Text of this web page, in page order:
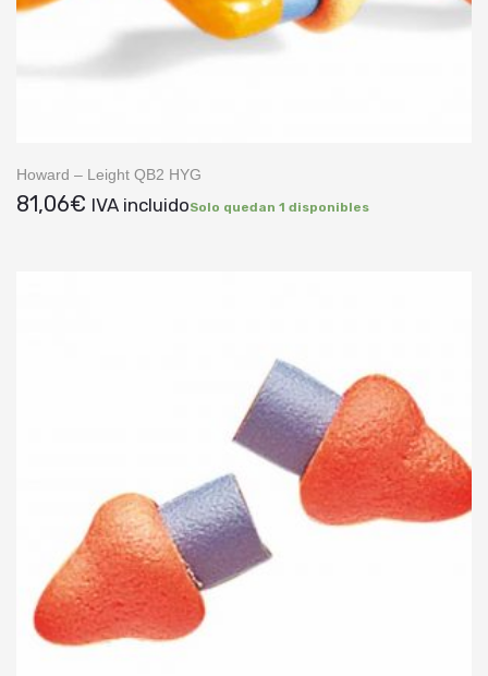
Howard – Leight QB2 HYG
81,06€ IVA incluidoSolo quedan 1 disponibles